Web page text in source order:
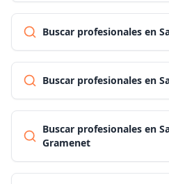
Buscar profesionales en
Buscar profesionales en
Buscar profesionales en
Gramenet